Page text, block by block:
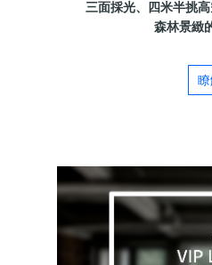
三面採光、四米半挑
森林景緻